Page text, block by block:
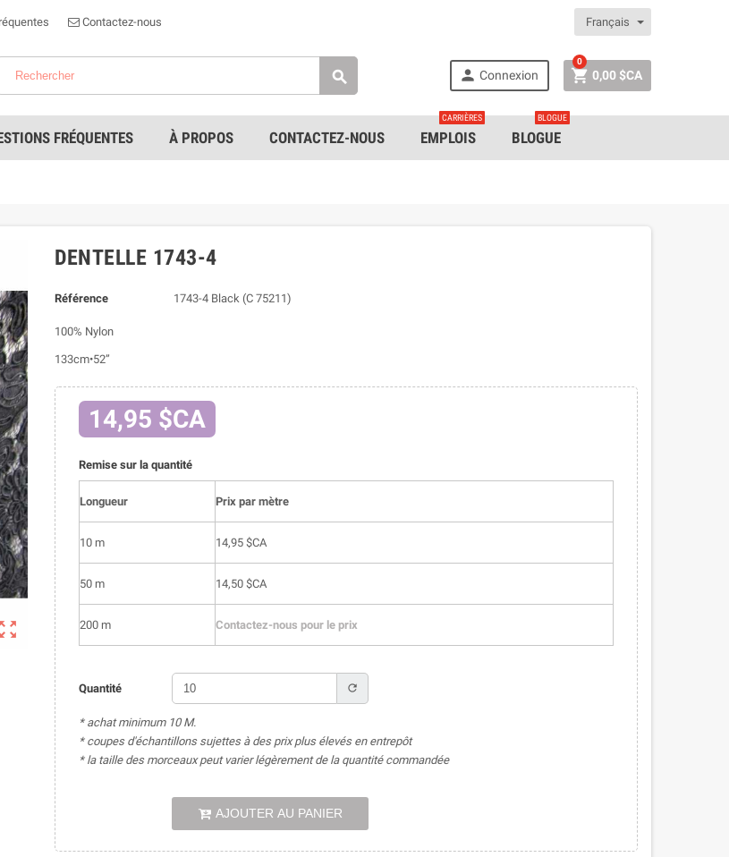
Contactez-nous Français
  Connexion  0,00 $CA
0
FRÉQUENTES À PROPOS CONTACTEZ-NOUS EMPLOIS
CARRIÈRES
BLOGUE
BLOGUE

DENTELLE 1743-4
Référence 1743-4 Black (C 75211)
100% Nylon
133cm•52”
14,95 $CA
Remise sur la quantité
Longueur Prix par mètre
10 m 14,95 $CA
50 m 14,50 $CA
200 m Contactez-nous pour le prix
Quantité refresh
* achat minimum 10 M.
* coupes d'échantillons sujettes à des prix plus élevés en entrepôt
* la taille des morceaux peut varier légèrement de la quantité commandée
AJOUTER AU PANIER